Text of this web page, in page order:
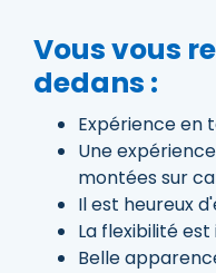
Vous vous
dedans :
Expérience en
Une
montées sur
Il est heureux
La flexibilité
Belle